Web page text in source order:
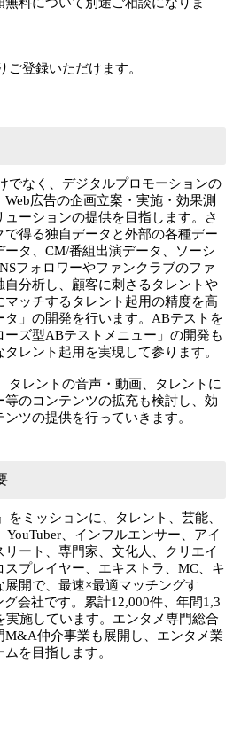
登録いただけます。
でなく、デジタルプロモーションの
広告の企画立案・実施・効果測
ーションの提供を目指します。さ
で得る独自データと外部の各種デー
ータ、CM/番組出演データ、ソーシ
フォロワーやファンクラブのファ
自分析し、顧客に刺さるタレントや
ッチするタレント起用の精度を高
」の開発を行います。ABテストを
ズ型ABテストメニュー」の開発も
レント起用を実現して参ります。
タレントの音声・動画、タレントに
等のコンテンツの拡充も検討し、効
ツの提供を行っていきます。
をミッションに、タレント、芸能、
YouTuber、インフルエンサー、アイ
リート、専門家、文化人、クリエイ
スプレイヤー、エキストラ、MC、キ
展開で、最速×最適マッチングす
グ会社です。累計12,000件、年間1,3
実施しています。エンタメ専門総合
M&A仲介事業も展開し、エンタメ業
を目指します。